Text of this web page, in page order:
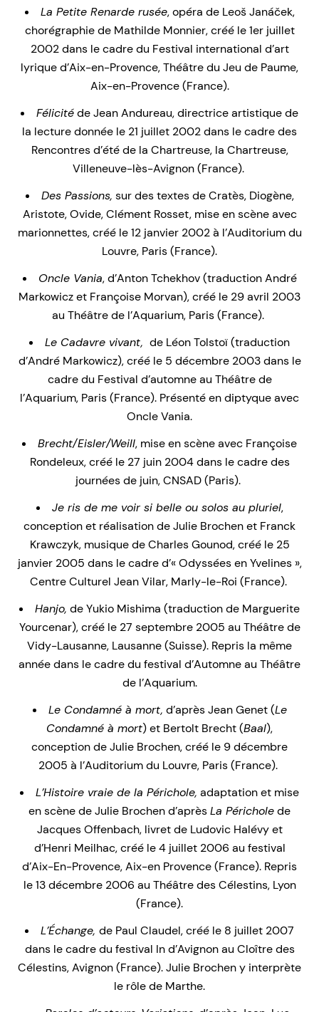
La Petite Renarde rusée, opéra de Leoš Janáček,
chorégraphie de Mathilde Monnier, créé le 1er juillet
2002 dans le cadre du Festival international d’art
lyrique d’Aix-en-Provence, Théâtre du Jeu de Paume,
Aix-en-Provence (France).
Félicitéde Jean Andureau, directrice artistique de
la lecture donnée le 21 juillet 2002 dans le cadre des
Rencontres d’été de la Chartreuse, la Chartreuse,
Villeneuve-lès-Avignon (France).
Des Passions, sur des textes de Cratès, Diogène,
Aristote, Ovide, Clément Rosset, mise en scène avec
marionnettes, créé le 12 janvier 2002 à l’Auditorium du
Louvre, Paris (France).
Oncle Vania, d’Anton Tchekhov (traduction André
Markowicz et Françoise Morvan), créé le 29 avril 2003
au Théâtre de l’Aquarium, Paris (France).
Le Cadavre vivant, de Léon Tolstoï (traduction
d’André Markowicz), créé le 5 décembre 2003 dans le
cadre du Festival d’automne au Théâtre de
l’Aquarium, Paris (France). Présenté en diptyque avec
Oncle Vania.
Brecht/Eisler/Weill, mise en scène avec Françoise
Rondeleux, créé le 27 juin 2004 dans le cadre des
journées de juin, CNSAD (Paris).
Je ris de me voir si belle ou solos au pluriel,
conception et réalisation de Julie Brochen et Franck
Krawczyk, musique de Charles Gounod, créé le 25
janvier 2005 dans le cadre d’« Odyssées en Yvelines »,
Centre Culturel Jean Vilar, Marly-le-Roi (France).
Hanjo, de Yukio Mishima (traduction de Marguerite
Yourcenar), créé le 27 septembre 2005 au Théâtre de
Vidy-Lausanne, Lausanne (Suisse). Repris la même
année dans le cadre du festival d’Automne au Théâtre
de l’Aquarium.
Le Condamné à mort, d’après Jean Genet (Le
Condamné à mort) et Bertolt Brecht (Baal),
conception de Julie Brochen, créé le 9 décembre
2005 à l’Auditorium du Louvre, Paris (France).
L’Histoire vraie de la Périchole, adaptation et mise
en scène de Julie Brochen d’aprèsLa Péricholede
Jacques Offenbach, livret de Ludovic Halévy et
d’Henri Meilhac, créé le 4 juillet 2006 au festival
d’Aix-En-Provence, Aix-en Provence (France). Repris
le 13 décembre 2006 au Théâtre des Célestins, Lyon
(France).
L’Échange, de Paul Claudel, créé le 8 juillet 2007
dans le cadre du festival In d’Avignon au Cloître des
Célestins, Avignon (France). Julie Brochen y interprète
le rôle de Marthe.